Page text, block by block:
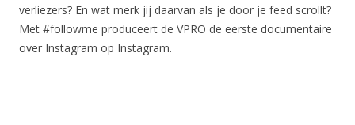
verliezers? En wat merk jij daarvan als je door je feed scrollt?
Met #followme produceert de VPRO de eerste documentaire
over Instagram op Instagram.